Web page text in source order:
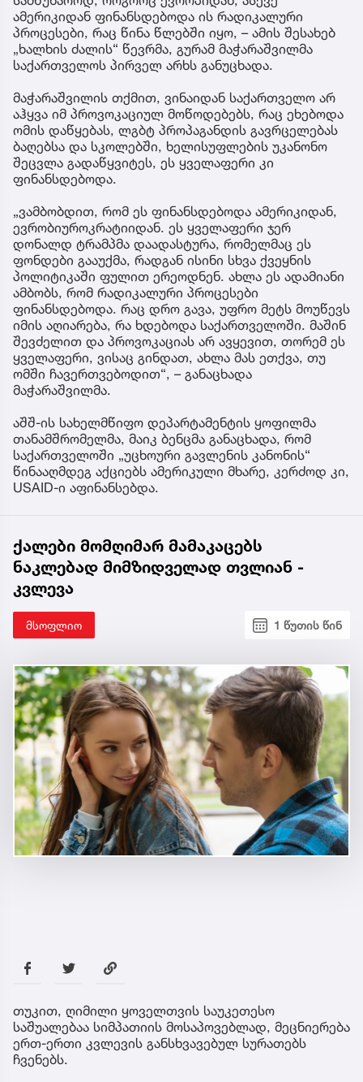
ამერიკიდან ფინანსდებოდა ის რადიკალური
პროცესები, რაც წინა წლებში იყო, – ამის შესახებ
„ხალხის ძალის“ წევრმა, გურამ მაჭარაშვილმა
საქართველოს პირველ არხს განუცხადა.
მაჭარაშვილის თქმით, ვინაიდან საქართველო არ
აჰყვა იმ პროვოკაციულ მოწოდებებს, რაც ეხებოდა
ომის დაწყებას, ლგბტ პროპაგანდის გავრცელებას
ბაღებსა და სკოლებში, ხელისუფლების უკანონო
შეცვლა გადაწყვიტეს, ეს ყველაფერი კი
ფინანსდებოდა.
„ვამბობდით, რომ ეს ფინანსდებოდა ამერიკიდან,
ევრობიუროკრატიიდან. ეს ყველაფერი ჯერ
დონალდ ტრამპმა დაადასტურა, რომელმაც ეს
ფონდები გააუქმა, რადგან ისინი სხვა ქვეყნის
პოლიტიკაში ფულით ერეოდნენ. ახლა ეს ადამიანი
ამბობს, რომ რადიკალური პროცესები
ფინანსდებოდა. რაც დრო გავა, უფრო მეტს მოუწევს
იმის აღიარება, რა ხდებოდა საქართველოში. მაშინ
შევძელით და პროვოკაციას არ ავყევით, თორემ ეს
ყველაფერი, ვისაც გინდათ, ახლა მას ეთქვა, თუ
ომში ჩავერთვებოდით“, – განაცხადა
მაჭარაშვილმა.
აშშ-ის სახელმწიფო დეპარტამენტის ყოფილმა
თანამშრომელმა, მაიკ ბენცმა განაცხადა, რომ
საქართველოში „უცხოური გავლენის კანონის“
წინააღმდეგ აქციებს ამერიკული მხარე, კერძოდ კი,
USAID-ი აფინანსებდა.
ქალები მომღიმარ მამაკაცებს
ნაკლებად მიმზიდველად თვლიან -
კვლევა
მსოფლიო 1 წუთის წინ
თუკით, ღიმილი ყოველთვის საუკეთესო
საშუალებაა სიმპათიის მოსაპოვებლად, მეცნიერება
ერთ-ერთი კვლევის განსხვავებულ სურათებს
ჩვენებს.